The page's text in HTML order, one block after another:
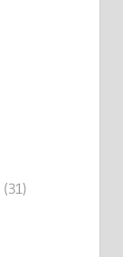
(31)